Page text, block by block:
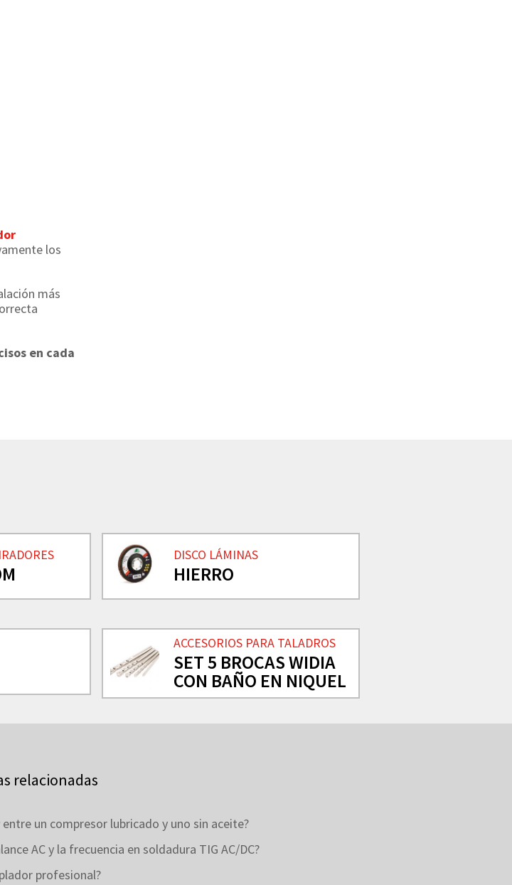
los
más
en cada
DISCO LÁMINAS
HIERRO
ACCESORIOS PARA TALADROS
SET 5 BROCAS WIDIA
CON BAÑO EN NIQUEL
relacionadas
un compresor lubricado y uno sin aceite?
AC y la frecuencia en soldadura TIG AC/DC?
profesional?